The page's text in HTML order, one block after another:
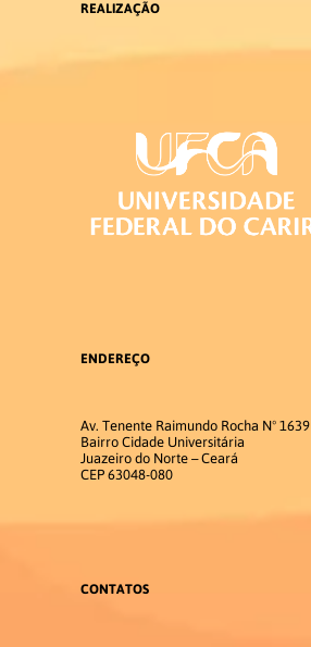
Educação de Surdos
Administrativo
Acadêmica
Disciplinas 2026.2
REALIZAÇÃO
ENDEREÇO
Av. Tenente Raimundo Rocha Nº 1639
Bairro Cidade Universitária
Juazeiro do Norte – Ceará
CEP 63048-080
CONTATOS